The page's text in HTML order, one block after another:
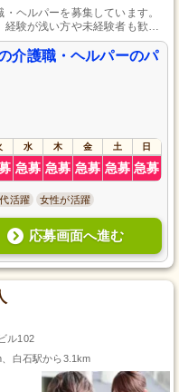
ヘルパーを募集しています。
験が浅い方や未経験者も歓迎
。明るく温もりのある空間で、
ットホームな環境で働けるのが
しています。
介護職・ヘルパーのパ
水 木 金 土 日
急募 急募 急募 急募 急募
活躍 女性が活躍
応募画面へ進む
ル102
白石駅から3.1km